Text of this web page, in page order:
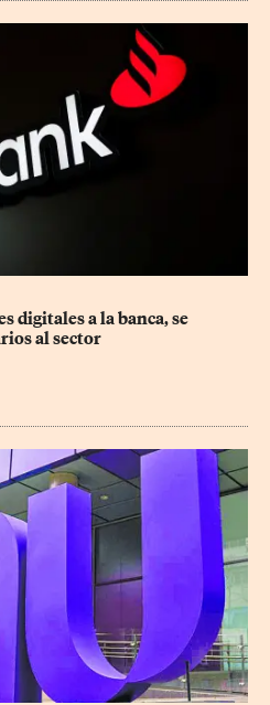
digitales a la banca, se
al sector